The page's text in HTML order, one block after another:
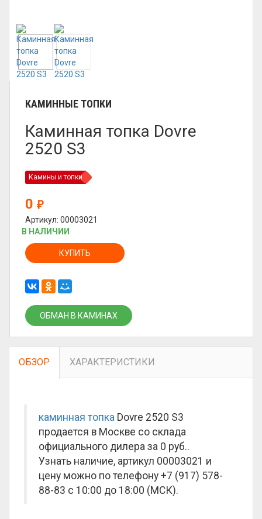
КАМИННЫЕ ТОПКИ
Каминная топка Dovre
2520 S3
Камины и топки
0 ₽
Артикул: 00003021
В НАЛИЧИИ
КУПИТЬ
ОБМАН В КАМИНАХ
ОБЗОР ХАРАКТЕРИСТИКИ
каминная топка Dovre 2520 S3
продается в Москве со склада
официального дилера за 0 руб..
Узнать наличие, артикул 00003021 и
цену можно по телефону +7 (917) 578-
88-83 с 10:00 до 18:00 (МСК).